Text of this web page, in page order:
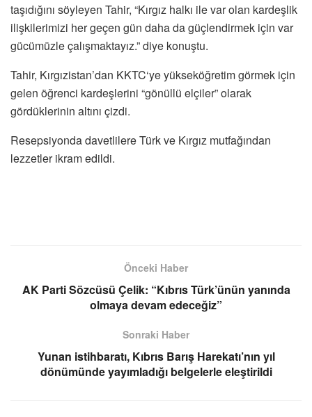
taşıdığını söyleyen Tahir, “Kırgız halkı ile var olan kardeşlik
ilişkilerimizi her geçen gün daha da güçlendirmek için var
gücümüzle çalışmaktayız.” diye konuştu.
Tahir, Kırgızistan’dan KKTC‘ye yükseköğretim görmek için
gelen öğrenci kardeşlerini “gönüllü elçiler” olarak
gördüklerinin altını çizdi.
Resepsiyonda davetlilere Türk ve Kırgız mutfağından
lezzetler ikram edildi.
Önceki Haber
AK Parti Sözcüsü Çelik: “Kıbrıs Türk’ünün yanında
olmaya devam edeceğiz”
Sonraki Haber
Yunan istihbaratı, Kıbrıs Barış Harekatı’nın yıl
dönümünde yayımladığı belgelerle eleştirildi